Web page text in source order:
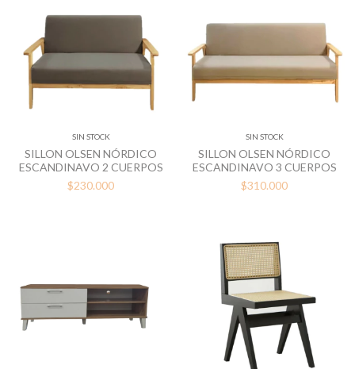
SIN STOCK
SILLON OLSEN NÓRDICO
ESCANDINAVO 2 CUERPOS
$230.000
SIN STOCK
SILLON OLSEN NÓRDICO
ESCANDINAVO 3 CUERPOS
$310.000